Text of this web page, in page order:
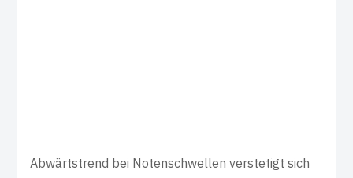
Abwärtstrend bei Notenschwellen verstetigt sich